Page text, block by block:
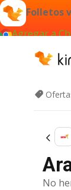
Folletos
Agregar a
No